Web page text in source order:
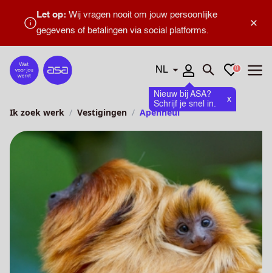
×
Let op: Wij vragen nooit om jouw persoonlijke
gegevens of betalingen via social platforms.
Home
Talen
Nieuw bij ASA?
Schrijf je snel in.
x
Zoeken openen
Favorieten
0
Ik zoek werk Vestigingen Apenheul